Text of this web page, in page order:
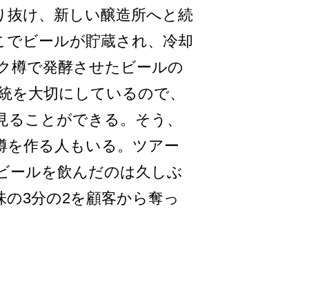
抜け、新しい醸造所へと続
ビールが貯蔵され、冷却
樽で発酵させたビールの
大切­にしているので、
ことができる。­そう、
を作る人もいる。ツアー
ールを飲んだのは久しぶ
3分の2を顧客から奪っ